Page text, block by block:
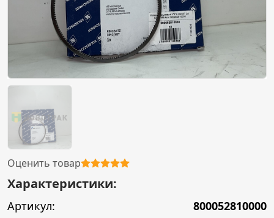
Оценить товар
Характеристики:
Артикул:
800052810000